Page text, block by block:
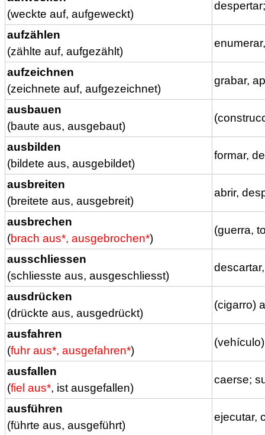
(weckte auf, aufgeweckt)
aufzählen
(zählte auf, aufgezählt)
aufzeichnen
(zeichnete auf, aufgezeichnet)
grabar,
ausbauen
(baute aus, ausgebaut)
ausbilden
(bildete aus, ausgebildet)
formar,
ausbreiten
(breitete aus, ausgebreit)
abrir,
ausbrechen
(brach aus*, ausgebrochen*)
(guerra,
ausschliessen
(schliesste aus, ausgeschliesst)
ausdrücken
(drückte aus, ausgedrückt)
(cigarro)
ausfahren
(fuhr aus*, ausgefahren*)
ausfallen
(fiel aus*, ist ausgefallen)
caerse;
ausführen
(führte aus, ausgeführt)
ejecutar,